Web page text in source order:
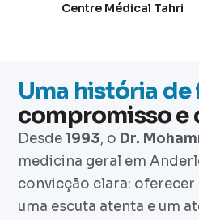
Centre Médical Tahri
Uma história
compromisso e
Desde1993, o Dr.
medicina geral em
convicção clara: oferecer
uma escuta atenta e um